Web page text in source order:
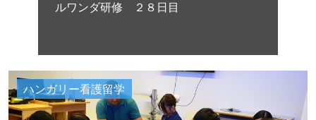
ルワンダ研修 ２８日目
ハンガリー看護留学